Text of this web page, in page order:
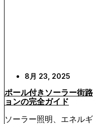
8月 23, 2025
ポール付きソーラー街
ョンの完全ガイド
ソーラー照明、エネル